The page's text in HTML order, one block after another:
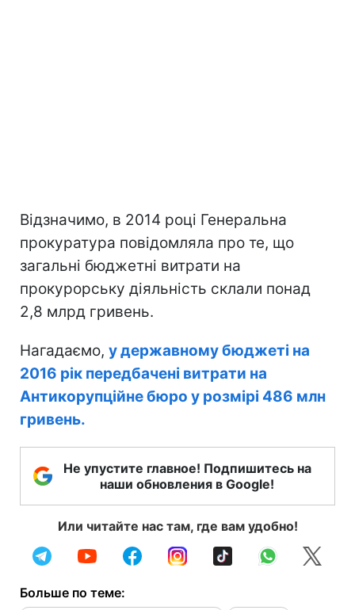
Відзначимо, в 2014 році Генеральна
прокуратура повідомляла про те, що
загальні бюджетні витрати на
прокурорську діяльність склали понад
2,8 млрд гривень.
Нагадаємо, у державному бюджеті на
2016 рік передбачені витрати на
Антикорупційне бюро у розмірі 486 млн
гривень.
Не упустите главное! Подпишитесь на
наши обновления в Google!
Или читайте нас там, где вам удобно!
Больше по теме: